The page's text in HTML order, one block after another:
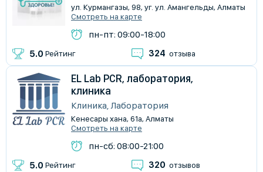
ул. Курмангазы, 98, уг. ул. Амангельды, Алматы
Смотреть на карте
пн-пт: 09:00-18:00
5.0 Рейтинг 324 отзыва
EL Lab PCR, лаборатория,
клиника
Клиника, Лаборатория
Кенесары хана, 61а, Алматы
Смотреть на карте
пн-сб: 08:00-21:00
5.0 Рейтинг 320 отзывов